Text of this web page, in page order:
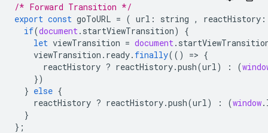
/* Forward Transition */
export const goToURL = ( url : string , reactHistory :
if(document . startViewTransition)
{
let viewTransition = document .
viewTransition . ready. finally(() => {
reactHistory ? reactHistory.push(url ) : (
})
} else {
reactHistory ? reactHistory.push(url ) : (window.
}
};